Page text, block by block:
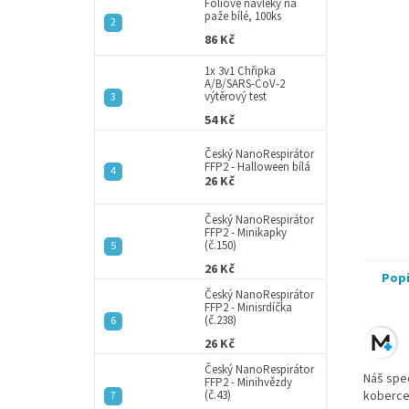
paže bílé, 100ks
86 Kč
1x 3v1 Chřipka
A/B/SARS-CoV-2
výtěrový test
54 Kč
Český NanoRespirátor
FFP2 - Halloween bílá
26 Kč
Český NanoRespirátor
FFP2 - Minikapky
(č.150)
26 Kč
Český NanoRespirátor
FFP2 - Minisrdíčka
(č.238)
26 Kč
Český NanoRespirátor
FFP2 - Minihvězdy
(č.43)
Náš